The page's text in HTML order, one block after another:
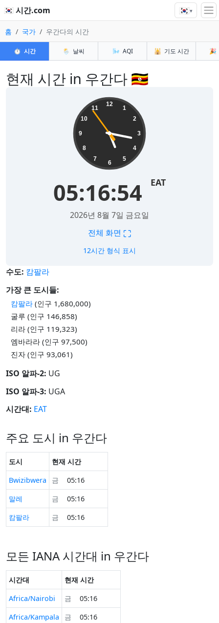
🇰🇷 시간.com 🇰🇷▾
홈 국가 우간다의 시간
⏱️ 시간 🌦️ 날씨 🌬️ AQI 🕌 기도 시간 🎉
현재 시간 in 우간다 🇺🇬
12
1
2
3
4
5
6
7
8
9
10
11
05:16:55 EAT
2026년 8월 7일 금요일
전체 화면 ⛶
12시간 형식 표시
수도: 캄팔라
가장 큰 도시들:
캄팔라 (인구 1,680,000)
굴루 (인구 146,858)
리라 (인구 119,323)
엠바라라 (인구 97,500)
진자 (인구 93,061)
ISO 알파-2: UG
ISO 알파-3: UGA
시간대: EAT
주요 도시 in 우간다
도시
현재 시간
Bwizibwera
금
05:16
말레
금
05:16
캄팔라
금 05:16
모든 IANA 시간대 in 우간다
시간대
현재 시간
Africa/Nairobi
금
05:16
Africa/Kampala
금 05:16